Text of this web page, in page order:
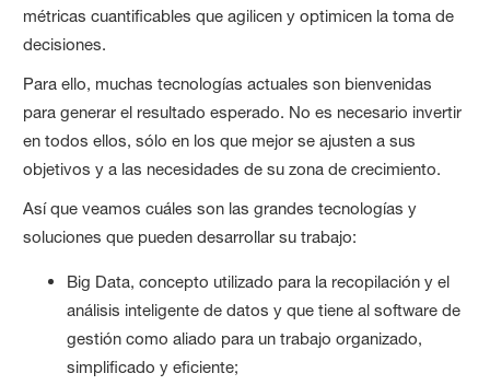
métricas cuantificables que agilicen y optimicen la toma de
decisiones.
Para ello, muchas tecnologías actuales son bienvenidas
para generar el resultado esperado. No es necesario invertir
en todos ellos, sólo en los que mejor se ajusten a sus
objetivos y a las necesidades de su zona de crecimiento.
Así que veamos cuáles son las grandes tecnologías y
soluciones que pueden desarrollar su trabajo:
Big Data, concepto utilizado para la recopilación y el
análisis inteligente de datos y que tiene al software de
gestión como aliado para un trabajo organizado,
simplificado y eficiente;